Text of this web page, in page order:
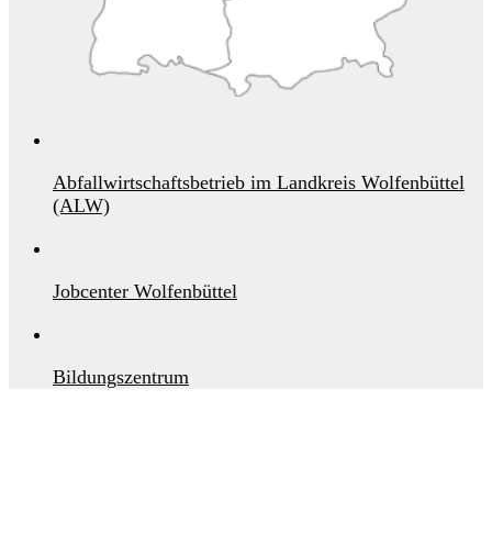
Abfallwirtschaftsbetrieb im Landkreis Wolfenbüttel
(ALW)
Jobcenter Wolfenbüttel
Bildungszentrum